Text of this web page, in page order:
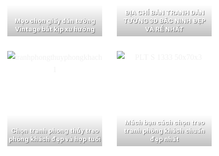
Mẹo chọn giấy dán tường
Vintage bắt kịp xu hướng
ĐỊA CHỈ BÁN TRANH DÁN
TƯỜNG 3D BẮC NINH ĐẸP
VÀ RẺ NHẤT
Chọn tranh phong thủy treo
phòng khách đẹp và hợp tuổi
Mách bạn cách chọn treo
tranh phòng khách chuẩn
đẹp nhất